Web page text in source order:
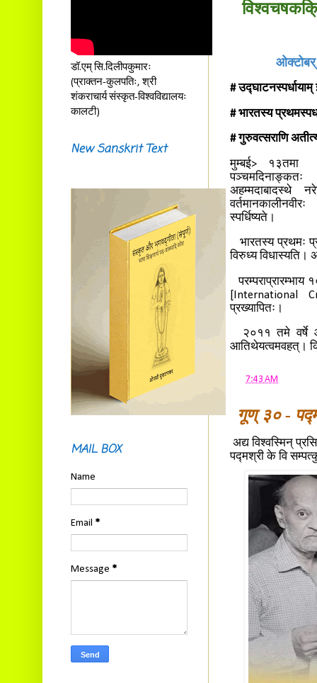
ओक्टोबर्
#
# भारतस्य
# गुरुवत्सराणि
मुम्बई> १३तमा
पञ्चमदिनाङ्कतः
अहम्मदाबादस्थे
स्पर्धिष्यते।
भारतस्य प्रथमः
विरुध्य विधास्यति।
[International
प्रख्यापितः।
२०११ तमे वर्षे
आतिथेयत्वमवहत्।
7:43 AM
गूण् ३० -
अद्य विश्वस्मिन्
पद्मश्री के वि
डॉ.एम् सि.दिलीपकुमारः
(प्राक्तन-कुलपतिः, श्री
शंकराचार्य संस्कृत-विश्वविद्यालयः
कालटी)
New Sanskrit Text
MAIL BOX
Name
Email *
Message *